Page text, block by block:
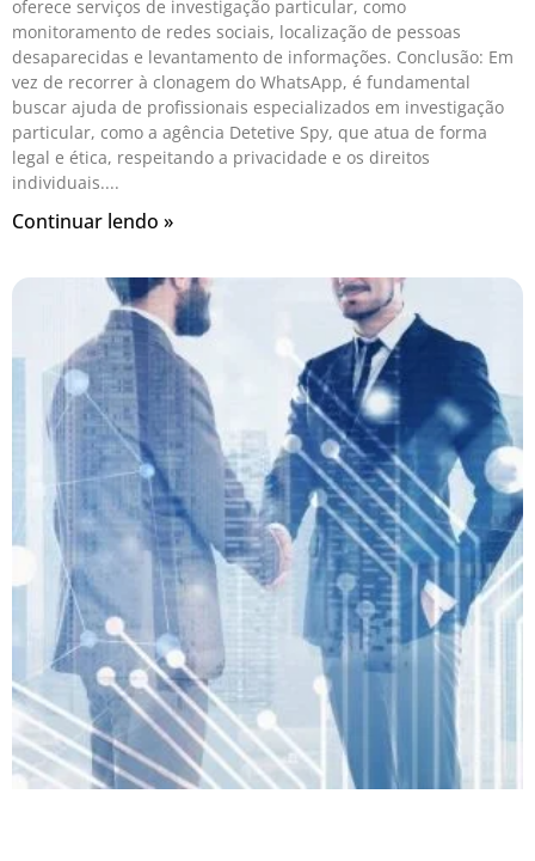
oferece serviços de investigação particular, como
monitoramento de redes sociais, localização de pessoas
desaparecidas e levantamento de informações. Conclusão: Em
vez de recorrer à clonagem do WhatsApp, é fundamental
buscar ajuda de profissionais especializados em investigação
particular, como a agência Detetive Spy, que atua de forma
legal e ética, respeitando a privacidade e os direitos
individuais.
Continuar lendo »